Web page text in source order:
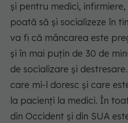
şi pentru medici,
poată să şi socializeze în
va fi că mâncarea este
şi în mai puţin de 30 de
de socializare şi
care mi-l doresc şi care
la pacienţi la medici. În
din Occident şi din SUA